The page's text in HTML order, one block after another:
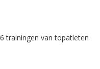
trainingen van topatleten